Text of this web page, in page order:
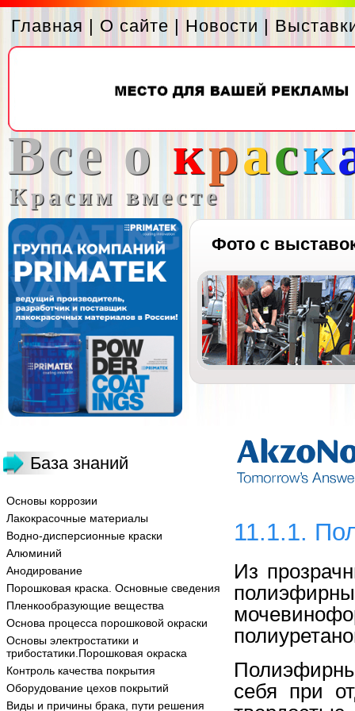
Главная | О сайте | Новости |
Все о краск
Красим вместе
Фото с
База знаний
Основы коррозии
Лакокрасочные материалы
Водно-дисперсионные краски
Алюминий
Анодирование
Порошковая краска. Основные сведения
Пленкообразующие вещества
Основа процесса порошковой окраски
Основы электростатики и
трибостатики.Порошковая окраска
Контроль качества покрытия
Оборудование цехов покрытий
Виды и причины брака, пути решения
11.1.1.
Из
себя при